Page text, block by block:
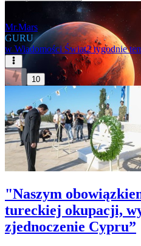
Mr.Mars
GURU
w Wiadomości Świat2 tygodnie
10
"Naszym
tureckiej okupacji,
zjednoczenie Cypru”